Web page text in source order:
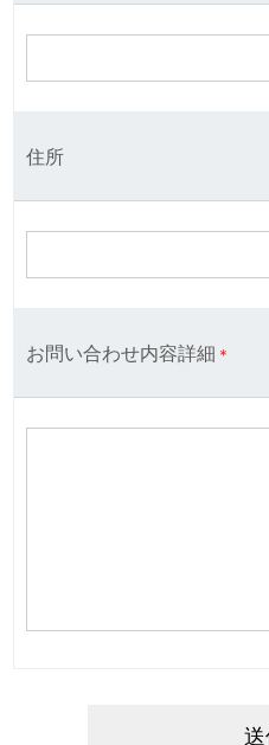
住所
お問い合わせ内容詳細 ＊